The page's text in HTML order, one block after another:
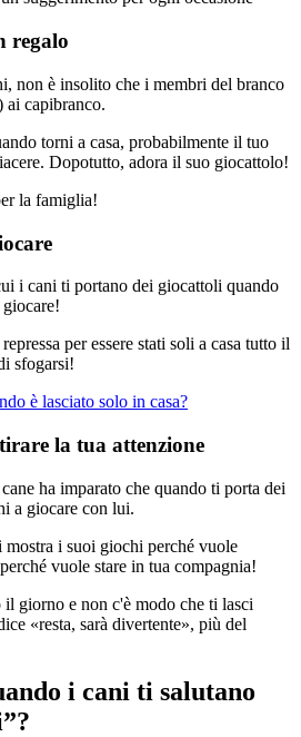
regalo
non è insolito che i membri del branco
capibranco.
torni a casa, probabilmente il tuo
Dopotutto, adora il suo giocattolo!
la famiglia!
i cani ti portano dei giocattoli quando
per essere stati soli a casa tutto il
sfogarsi!
è lasciato solo in casa?
la tua attenzione
ha imparato che quando ti porta dei
a giocare con lui.
mostra i suoi giochi perché vuole
vuole stare in tua compagnia!
giorno e non c'è modo che ti lasci
«resta, sarà divertente», più del
i cani ti salutano